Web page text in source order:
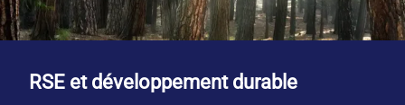
RSE et développement durable